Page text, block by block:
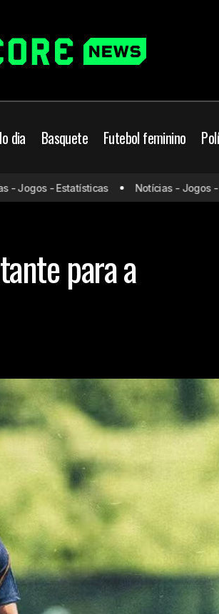
dia Basquete Futebol feminino
importante para a Copa do Mundo
- Estatísticas Notícias - Jogos -
para a